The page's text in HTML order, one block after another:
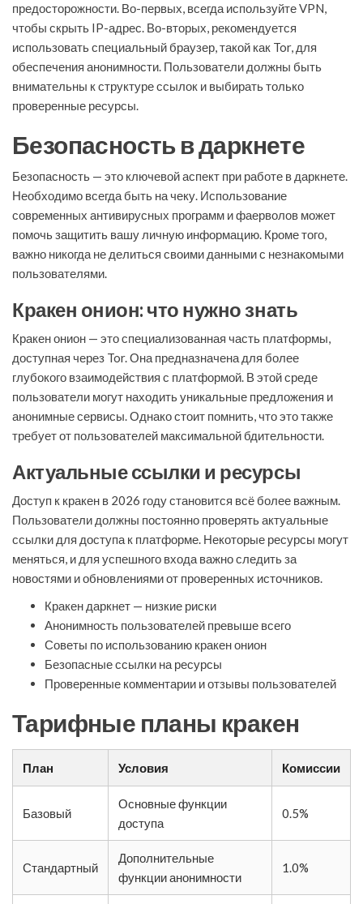
предосторожности. Во-первых, всегда используйте VPN,
чтобы скрыть IP-адрес. Во-вторых, рекомендуется
использовать специальный браузер, такой как Tor, для
обеспечения анонимности. Пользователи должны быть
внимательны к структуре ссылок и выбирать только
проверенные ресурсы.
Безопасность в даркнете
Безопасность — это ключевой аспект при работе в даркнете.
Необходимо всегда быть на чеку. Использование
современных антивирусных программ и фаерволов может
помочь защитить вашу личную информацию. Кроме того,
важно никогда не делиться своими данными с незнакомыми
пользователями.
Кракен онион: что нужно знать
Кракен онион — это специализованная часть платформы,
доступная через Tor. Она предназначена для более
глубокого взаимодействия с платформой. В этой среде
пользователи могут находить уникальные предложения и
анонимные сервисы. Однако стоит помнить, что это также
требует от пользователей максимальной бдительности.
Актуальные ссылки и ресурсы
Доступ к кракен в 2026 году становится всё более важным.
Пользователи должны постоянно проверять актуальные
ссылки для доступа к платформе. Некоторые ресурсы могут
меняться, и для успешного входа важно следить за
новостями и обновлениями от проверенных источников.
Кракен даркнет — низкие риски
Анонимность пользователей превыше всего
Советы по использованию кракен онион
Безопасные ссылки на ресурсы
Проверенные комментарии и отзывы пользователей
Тарифные планы кракен
План Условия Комиссии
Базовый
Основные функции
доступа
0.5%
Стандартный
Дополнительные
функции анонимности
1.0%